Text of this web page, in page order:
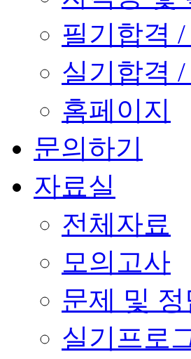
필기합격
실기합격
홈페이지
문의하기
자료실
전체자료
모의고사
문제 및 정
실기프로